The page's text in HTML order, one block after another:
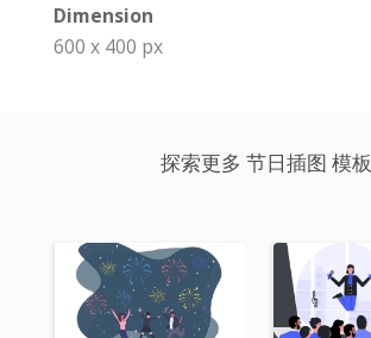
Dimension
600 x 400 px
探索更多 节日插图 模板